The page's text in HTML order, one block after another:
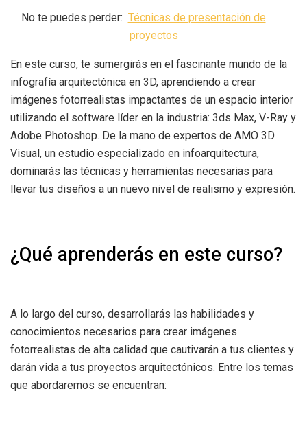
No te puedes perder: Técnicas de presentación de
proyectos
En este curso, te sumergirás en el fascinante mundo de la
infografía arquitectónica en 3D, aprendiendo a crear
imágenes fotorrealistas impactantes de un espacio interior
utilizando el software líder en la industria: 3ds Max, V-Ray y
Adobe Photoshop. De la mano de expertos de AMO 3D
Visual, un estudio especializado en infoarquitectura,
dominarás las técnicas y herramientas necesarias para
llevar tus diseños a un nuevo nivel de realismo y expresión.
¿Qué aprenderás en este curso?
A lo largo del curso, desarrollarás las habilidades y
conocimientos necesarios para crear imágenes
fotorrealistas de alta calidad que cautivarán a tus clientes y
darán vida a tus proyectos arquitectónicos. Entre los temas
que abordaremos se encuentran: